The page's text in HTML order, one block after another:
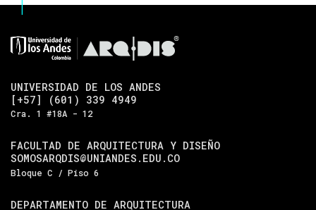
UNIVERSIDAD DE LOS ANDES
[+57] (601) 339 4949
Cra. 1 #18A - 12
FACULTAD DE ARQUITECTURA Y DISEÑO
SOMOSARQDIS@UNIANDES.EDU.CO
Bloque C / Piso 6
DEPARTAMENTO DE ARQUITECTURA